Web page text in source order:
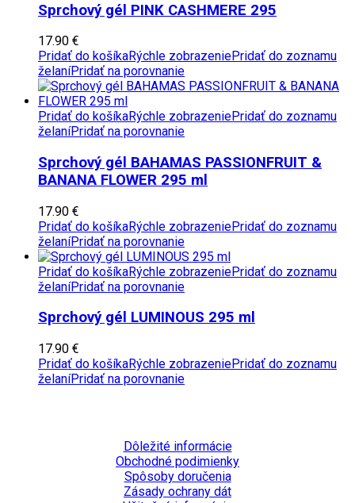
Sprchový gél PINK CASHMERE 295
17.90 €
Pridať do košíkaRýchle zobrazeniePridať do zoznamu
želaníPridať na porovnanie
Pridať do košíkaRýchle zobrazeniePridať do zoznamu
želaníPridať na porovnanie
Sprchový gél BAHAMAS PASSIONFRUIT &
BANANA FLOWER 295 ml
17.90 €
Pridať do košíkaRýchle zobrazeniePridať do zoznamu
želaníPridať na porovnanie
Pridať do košíkaRýchle zobrazeniePridať do zoznamu
želaníPridať na porovnanie
Sprchový gél LUMINOUS 295 ml
17.90 €
Pridať do košíkaRýchle zobrazeniePridať do zoznamu
želaníPridať na porovnanie
Dôležité informácie
Obchodné podimienky
Spôsoby doručenia
Zásady ochrany dát